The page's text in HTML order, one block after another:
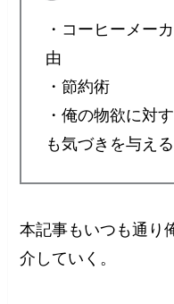
・コーヒーメー
由
・節約術
・俺の物欲に対
も気づきを与える
本記事もいつも通り
介していく。